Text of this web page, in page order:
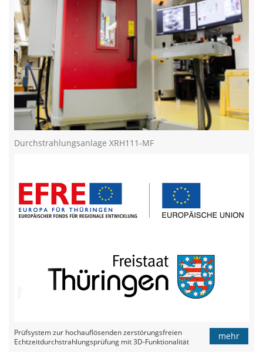
Durchstrahlungsanlage XRH111-MF
Prüfsystem zur hochauflösenden zerstörungsfreien
Echtzeitdurchstrahlungsprüfung mit 3D-Funktionalität
mehr